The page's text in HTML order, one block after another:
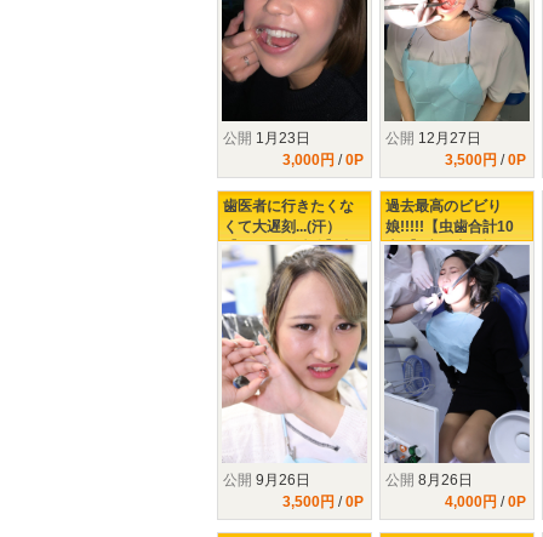
公開 1月23日
3,000円 /0P
公開 12月27日
3,500円 /0P
歯医者に行きたくな
くて大遅刻...(汗）
【シリーズ続編】虫
歯本数10本のビビり
ギャルを襲う激痛治
療の数々!!!!!
公開 9月26日
3,500円 /0P
過去最高のビビり
娘!!!!!【虫歯合計10
本!!】歯医者が怖すぎ
て、口腔内を放置し
過ぎた21歳ギャルの
末路......
公開 8月26日
4,000円 /0P